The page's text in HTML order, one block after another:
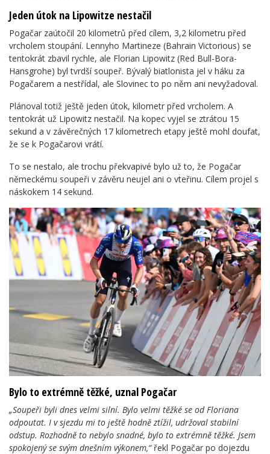
Jeden útok na Lipowitze nestačil
Pogačar zaútočil 20 kilometrů před cílem, 3,2 kilometru před
vrcholem stoupání. Lennyho Martineze (Bahrain Victorious) se
tentokrát zbavil rychle, ale Florian Lipowitz (Red Bull-Bora-
Hansgrohe) byl tvrdší soupeř. Bývalý biatlonista jel v háku za
Pogačarem a nestřídal, ale Slovinec to po něm ani nevyžadoval.
Plánoval totiž ještě jeden útok, kilometr před vrcholem. A
tentokrát už Lipowitz nestačil. Na kopec vyjel se ztrátou 15
sekund a v závěrečných 17 kilometrech etapy ještě mohl doufat,
že se k Pogačarovi vrátí.
To se nestalo, ale trochu překvapivé bylo už to, že Pogačar
německému soupeři v závěru neujel ani o vteřinu. Cílem projel s
náskokem 14 sekund.
Bylo to extrémně těžké, uznal Pogačar
„Soupeři byli dnes velmi silní. Bylo velmi těžké se od Floriana
odpoutat. I v sjezdu mi to ještě hodně ztížil, udržoval stabilní
odstup. Rozhodně to nebylo snadné, bylo to extrémně těžké. Jsem
spokojený se svým dnešním výkonem,“ řekl Pogačar po dojezdu